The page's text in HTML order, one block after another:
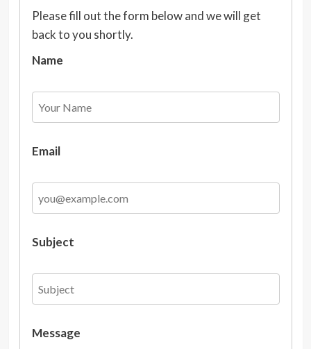
Please fill out the form below and we will get
back to you shortly.
Name
Email
Subject
Message